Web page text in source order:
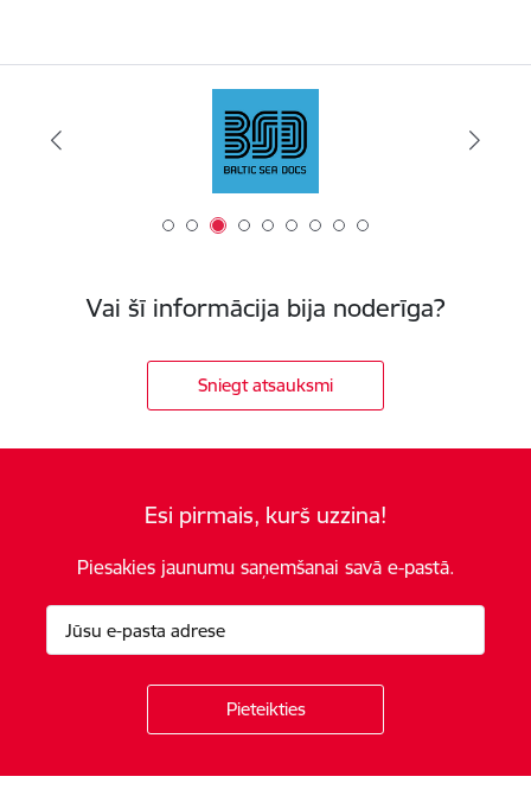
Vai šī informācija bija noderīga?
Sniegt atsauksmi
Esi pirmais, kurš uzzina!
Piesakies jaunumu saņemšanai savā e-pastā.